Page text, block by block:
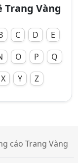
Trang Vàng
C D
E
O P
Q
X Y Z
cáo Trang Vàng